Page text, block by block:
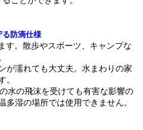
る防滴仕様
す。散歩やスポーツ、キャンプな
が濡れても⼤丈夫。⽔まわりの家
。
⽔の⾶沫を受けても有害な影響の
多湿の場所では使⽤できません。